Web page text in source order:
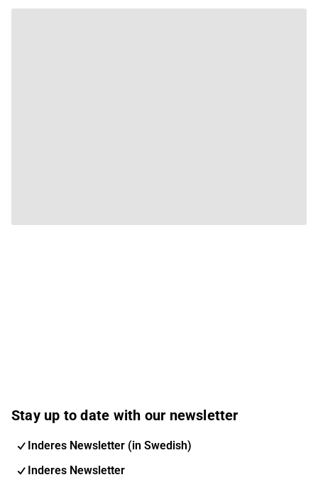
Stay up to date with our newsletter
Inderes Newsletter (in Swedish)
Inderes Newsletter